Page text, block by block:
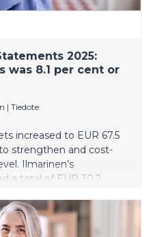
2025:
was 8.1 per cent or
| Tiedote
increased to EUR 67.5
strengthen and cost-
Ilmarinen’s
a total of EUR 30.2